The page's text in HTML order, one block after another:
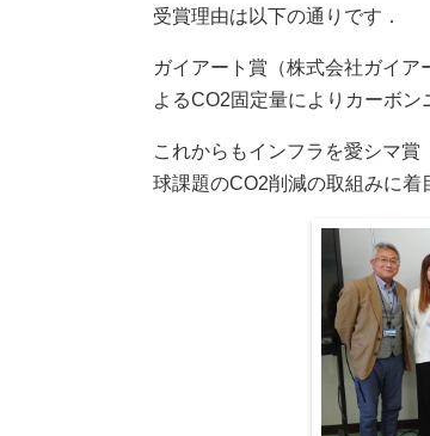
受賞理由は以下の通りです．
ガイアート賞（株式会社ガイ
よるCO2固定量によりカーボ
これからもインフラを愛シマ
球課題のCO2削減の取組みに